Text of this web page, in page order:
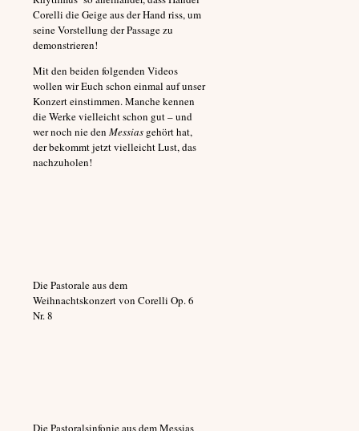
Corelli die Geige aus der Hand riss, um
seine Vorstellung der Passage zu
demonstrieren!
Mit den beiden folgenden Videos
wollen wir Euch schon einmal auf unser
Konzert einstimmen. Manche kennen
die Werke vielleicht schon gut – und
wer noch nie den Messias gehört hat,
der bekommt jetzt vielleicht Lust, das
nachzuholen!
Die Pastorale aus dem
Weihnachtskonzert von Corelli Op. 6
Nr. 8
Die Pastoralsinfonie aus dem Messias